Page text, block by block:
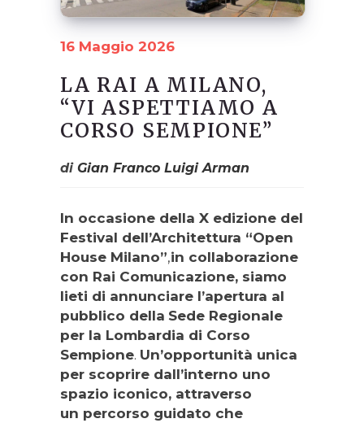
16 Maggio 2026
LA RAI A MILANO,
“VI ASPETTIAMO A
CORSO SEMPIONE”
diGian Franco Luigi Arman
In occasione della X edizione del
Festival dell’Architettura “Open
House Milano”,in collaborazione
con Rai Comunicazione, siamo
lieti di annunciare l’apertura al
pubblico della Sede Regionale
per la Lombardia di Corso
Sempione. Un’opportunità unica
per scoprire dall’interno uno
spazio iconico, attraverso
un percorso guidato che